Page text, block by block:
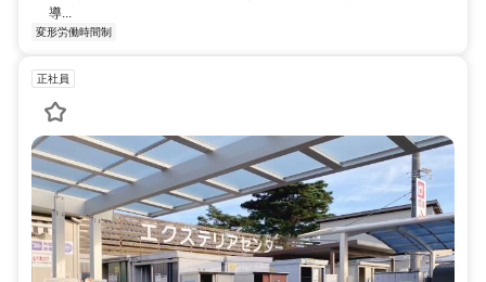
導...
変形労働時間制
正社員